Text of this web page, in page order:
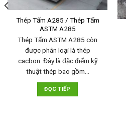
Thép Tấm A285 / Thép Tấm
ASTM A285
Thép Tấm ASTM A285 còn
được phân loại là thép
cacbon. Đây là đặc điểm kỹ
thuật thép bao gồm…
ĐỌC TIẾP